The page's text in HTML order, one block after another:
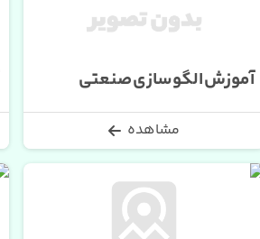
آموزش الگوسازی صنعتی
مشاهده